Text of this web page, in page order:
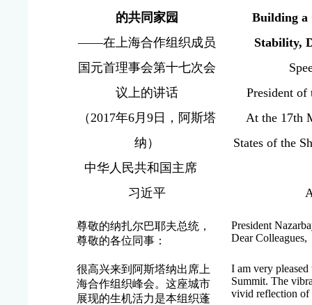
的共同家园
——在上海合作组织成员
国元首理事会第十七次会
议上的讲话
（2017年6月9日，阿斯塔
纳）
中华人民共和国主席
习近平
Building a
Stability,
President of
At the 17th
States of the
尊敬的纳扎尔巴耶夫总统，
尊敬的各位同事：
President
Dear Colleagues,
很高兴来到阿斯塔纳出席上
海合作组织峰会。这座城市
展现的生机活力是本组织蓬
I am very
Summit. The
vivid reflection of